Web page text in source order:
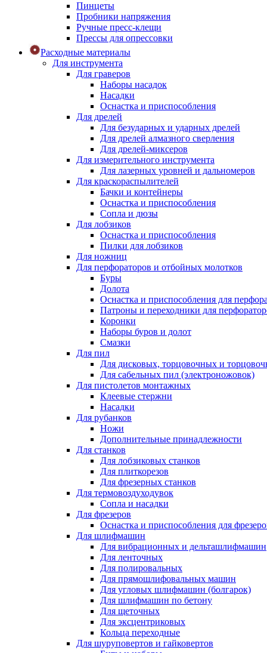
Пинцеты
Пробники напряжения
Ручные пресс-клещи
Прессы для опрессовки
Расходные материалы
Для инструмента
Для граверов
Наборы насадок
Насадки
Оснастка и приспособления
Для дрелей
Для безударных и ударных дрелей
Для дрелей алмазного сверления
Для дрелей-миксеров
Для измерительного инструмента
Для лазерных уровней и дальномеров
Для краскораспылителей
Бачки и контейнеры
Оснастка и приспособления
Сопла и дюзы
Для лобзиков
Оснастка и приспособления
Пилки для лобзиков
Для ножниц
Для перфораторов и отбойных молотков
Буры
Долота
Оснастка и приспособления для
Патроны и переходники для
Коронки
Наборы буров и долот
Смазки
Для пил
Для дисковых, торцовочных и
Для сабельных пил (электроножовок)
Для пистолетов монтажных
Клеевые стержни
Насадки
Для рубанков
Ножи
Дополнительные принадлежности
Для станков
Для лобзиковых станков
Для плиткорезов
Для фрезерных станков
Для термовоздуходувок
Сопла и насадки
Для фрезеров
Оснастка и приспособления для
Для шлифмашин
Для вибрационных и дельташлифмашин
Для ленточных
Для полировальных
Для прямошлифовальных машин
Для угловых шлифмашин (болгарок)
Для шлифмашин по бетону
Для щеточных
Для эксцентриковых
Кольца переходные
Для шуруповертов и гайковертов